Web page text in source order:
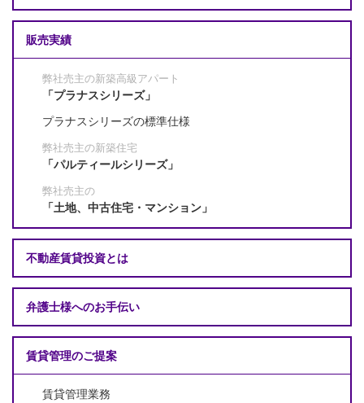
販売実績
弊社売主の新築高級アパート
「プラナスシリーズ」
プラナスシリーズの標準仕様
弊社売主の新築住宅
「パルティールシリーズ」
弊社売主の
「土地、中古住宅・マンション」
不動産賃貸投資とは
弁護士様へのお手伝い
賃貸管理のご提案
賃貸管理業務